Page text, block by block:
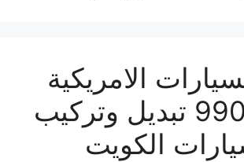
الامريكية
99007355 تبديل وتركيب
الكويت